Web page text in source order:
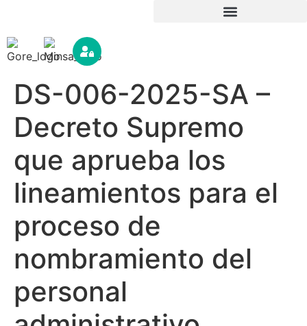
DS-006-2025-SA –
Decreto Supremo
que aprueba los
lineamientos para el
proceso de
nombramiento del
personal